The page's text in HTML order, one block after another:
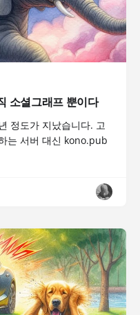
소셜그래프 뿐이다
정도가 지났습니다. 고
는 서버 대신 kono.pub